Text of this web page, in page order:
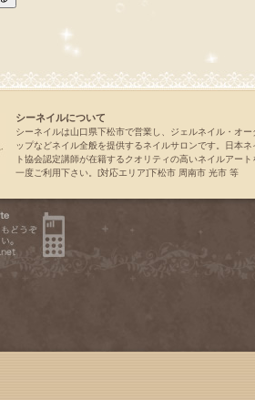
シーネイルについて
シーネイルは山口県下松市で営業し、ジェルネイル・オー
ップなどネイル全般を提供するネイルサロンです。日本ネ
ト協会認定講師が在籍するクオリティの高いネイルアート
一度ご利用下さい。[対応エリア]下松市 周南市 光市 等